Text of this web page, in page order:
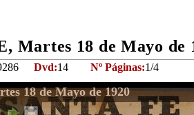
Martes 18 de Mayo de
Dvd:14 Nº Páginas:1/4
18 de Mayo de 1920